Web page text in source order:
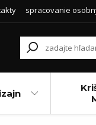
spracovanie